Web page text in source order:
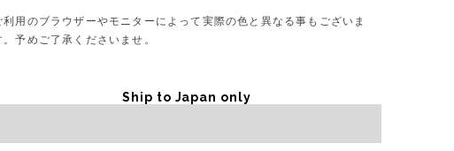
利用のブラウザーやモニターによって実際の色と異なる事もございま
。予めご了承くださいませ。
Ship to Japan only